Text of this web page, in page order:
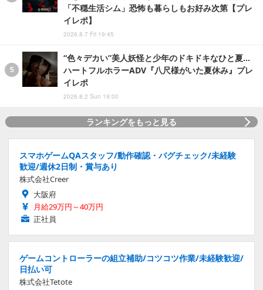
「不穏生活シム」恐怖も暮らしもお好み次第【プレ
イレポ】
2026.8.7 Fri 19:45
“色々デカい”美人妖怪と少年のドキドキなひと夏…
ハートフルホラーADV『八尺様がいた夏休み』プレ
イレポ
2026.8.2 Sun 19:00
ランキングをもっと見る
スマホゲームQAスタッフ/動作確認・バグチェック/未経験
歓迎/週休2日制・賞与あり
株式会社Creer
大阪府
月給29万円～40万円
正社員
ゲームコントローラーの組立補助/コツコツ作業/未経験歓迎/
日払い可
株式会社Tetote